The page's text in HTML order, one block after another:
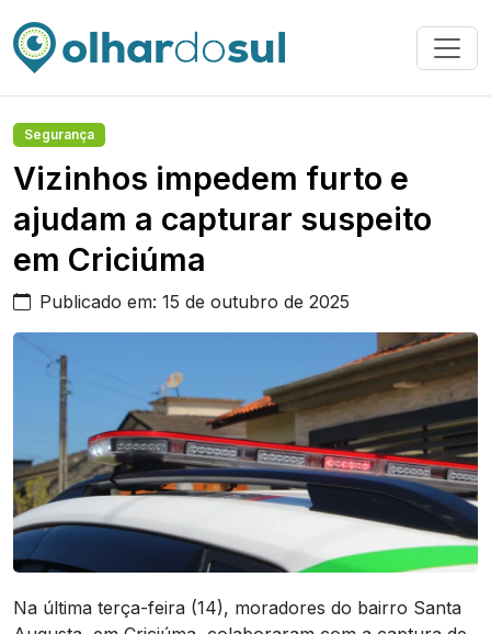
Segurança
Vizinhos impedem furto e
ajudam a capturar suspeito
em Criciúma
Publicado em: 15 de outubro de 2025
Na última terça-feira (14), moradores do bairro Santa